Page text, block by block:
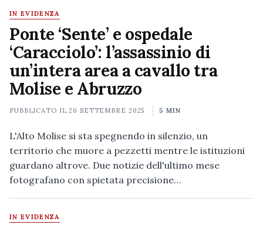
IN EVIDENZA
Ponte ‘Sente’ e ospedale
‘Caracciolo’: l’assassinio di
un’intera area a cavallo tra
Molise e Abruzzo
PUBBLICATO IL26 SETTEMBRE 2025 5 MIN
L'Alto Molise si sta spegnendo in silenzio, un
territorio che muore a pezzetti mentre le istituzioni
guardano altrove. Due notizie dell'ultimo mese
fotografano con spietata precisione…
IN EVIDENZA